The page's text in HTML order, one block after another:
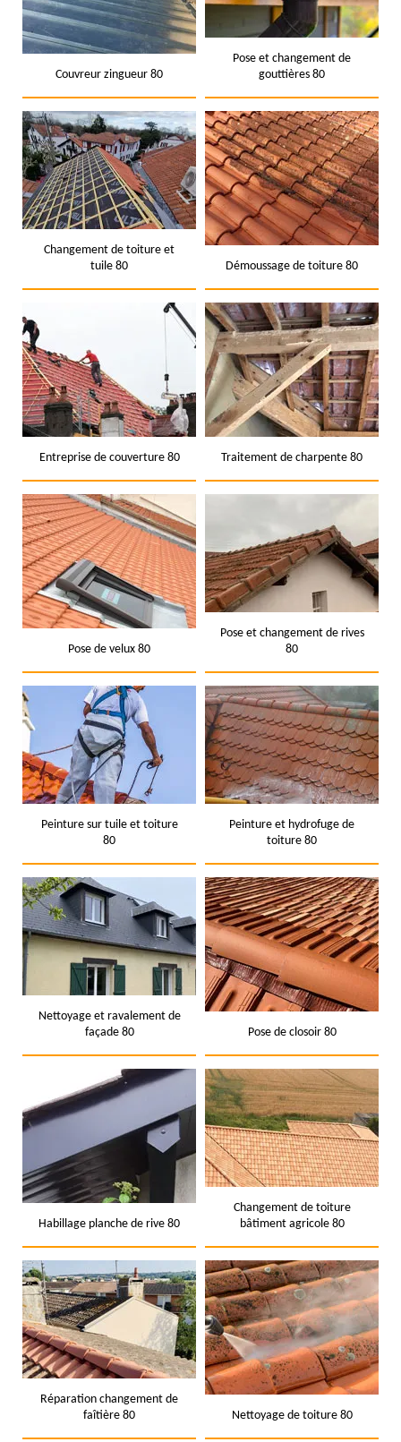
Couvreur zingueur 80
Pose et changement de
gouttières 80
Changement de toiture et
tuile 80
Démoussage de toiture 80
Entreprise de couverture 80 Traitement de charpente 80
Pose de velux 80
Pose et changement de rives
80
Peinture sur tuile et toiture
80
Peinture et hydrofuge de
toiture 80
Nettoyage et ravalement de
façade 80
Pose de closoir 80
Habillage planche de rive 80
Changement de toiture
bâtiment agricole 80
Réparation changement de
faîtière 80
Nettoyage de toiture 80